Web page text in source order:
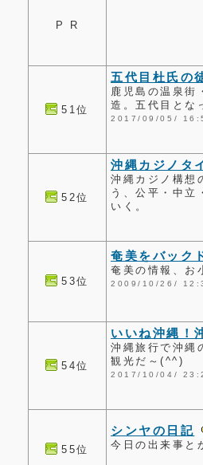
P R
51位
五代目杜氏の
鹿児島の温泉街
造。五代目とな
2017/09/05/
52位
沖縄カジノタ
沖縄カジノ構想
う、公平・中立
いく。
53位
奄美をバック
奄美の情報、お
2009/10/26/
54位
いいね沖縄！
沖縄旅行で沖縄
観光だ～(^^)
2017/10/04/
55位
シンヤの日記
今日の出来事と